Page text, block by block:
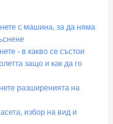
с машина, за да няма
- в какво се състои
защо и как да го
разширенията на
избор на вид и